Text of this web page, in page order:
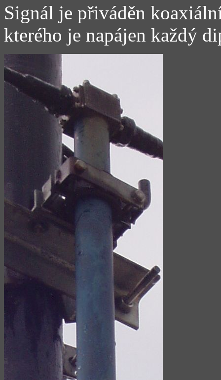
Signál je přiváděn
kterého je napájen každý